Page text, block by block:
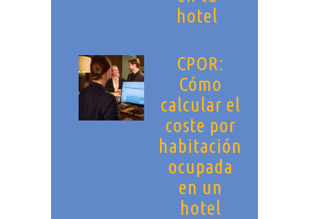
hotel
CPOR:
Cómo
calcular el
coste por
habitación
ocupada
en un
hotel